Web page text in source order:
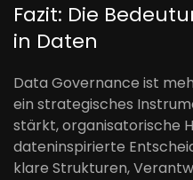
Fazit: Die
in Daten
Data Governance ist
ein strategisches
stärkt, organisatorische
dateninspirierte
klare Strukturen,